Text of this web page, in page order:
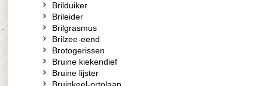
Brilduiker
Brileider
Brilgrasmus
Brilzee-eend
Brotogerissen
Bruine kiekendief
Bruine lijster